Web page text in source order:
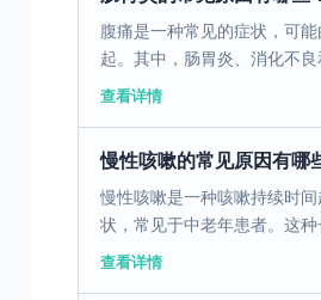
腹痛是一种常见的症状，可能
起。其中，肠胃炎、消化不良
见的三个原因。肠胃炎是由病
查看详情
慢性咳嗽的常见原因有哪
慢性咳嗽是一种咳嗽持续时
状，常见于中老年患者。这种
可以是多种多样的，比如慢性
查看详情